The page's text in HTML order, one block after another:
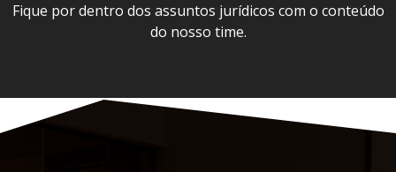
Fique por dentro dos assuntos jurídicos com o conteúdo
do nosso time.